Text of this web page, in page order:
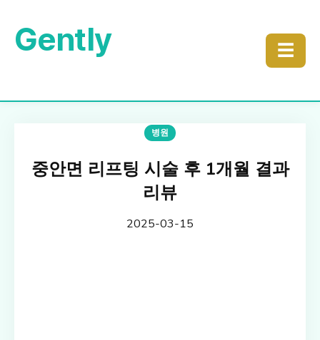
Gently ☰
병원
중안면 리프팅 시술 후 1개월 결과
리뷰
2025-03-15